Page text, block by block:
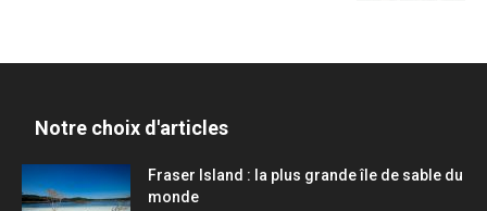
Notre choix d'articles
Fraser Island : la plus grande île de sable du
monde